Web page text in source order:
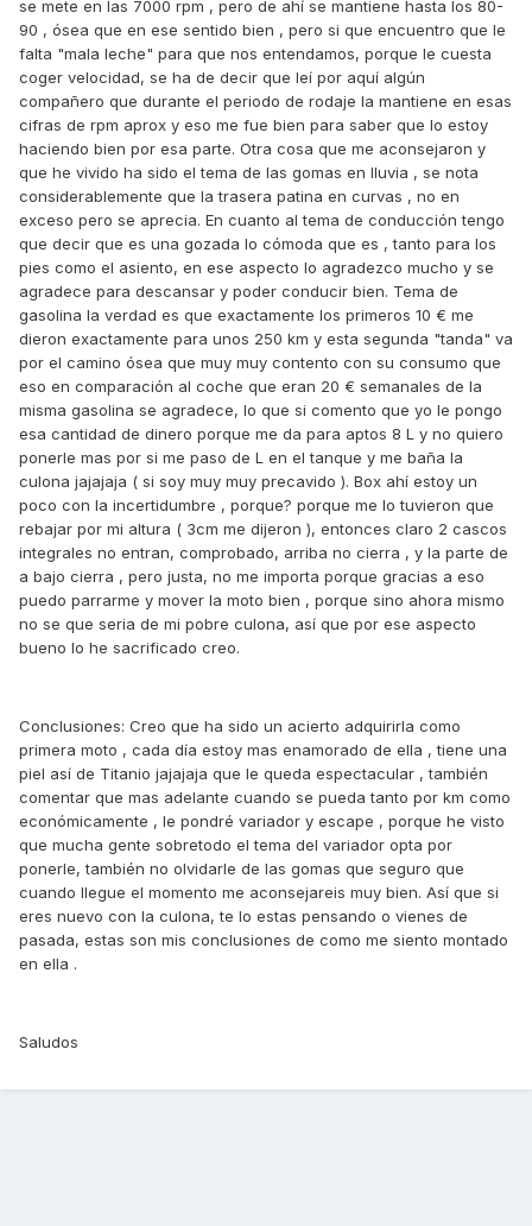
se mete en las 7000 rpm , pero de ahí se mantiene hasta los 80-
90 , ósea que en ese sentido bien , pero si que encuentro que le
falta "mala leche" para que nos entendamos, porque le cuesta
coger velocidad, se ha de decir que leí por aquí algún
compañero que durante el periodo de rodaje la mantiene en esas
cifras de rpm aprox y eso me fue bien para saber que lo estoy
haciendo bien por esa parte. Otra cosa que me aconsejaron y
que he vivido ha sido el tema de las gomas en lluvia , se nota
considerablemente que la trasera patina en curvas , no en
exceso pero se aprecia. En cuanto al tema de conducción tengo
que decir que es una gozada lo cómoda que es , tanto para los
pies como el asiento, en ese aspecto lo agradezco mucho y se
agradece para descansar y poder conducir bien. Tema de
gasolina la verdad es que exactamente los primeros 10 € me
dieron exactamente para unos 250 km y esta segunda "tanda" va
por el camino ósea que muy muy contento con su consumo que
eso en comparación al coche que eran 20 € semanales de la
misma gasolina se agradece, lo que si comento que yo le pongo
esa cantidad de dinero porque me da para aptos 8 L y no quiero
ponerle mas por si me paso de L en el tanque y me baña la
culona jajajaja ( si soy muy muy precavido ). Box ahí estoy un
poco con la incertidumbre , porque? porque me lo tuvieron que
rebajar por mi altura ( 3cm me dijeron ), entonces claro 2 cascos
integrales no entran, comprobado, arriba no cierra , y la parte de
a bajo cierra , pero justa, no me importa porque gracias a eso
puedo parrarme y mover la moto bien , porque sino ahora mismo
no se que seria de mi pobre culona, así que por ese aspecto
bueno lo he sacrificado creo.
Conclusiones: Creo que ha sido un acierto adquirirla como
primera moto , cada día estoy mas enamorado de ella , tiene una
piel así de Titanio jajajaja que le queda espectacular , también
comentar que mas adelante cuando se pueda tanto por km como
económicamente , le pondré variador y escape , porque he visto
que mucha gente sobretodo el tema del variador opta por
ponerle, también no olvidarle de las gomas que seguro que
cuando llegue el momento me aconsejareis muy bien. Así que si
eres nuevo con la culona, te lo estas pensando o vienes de
pasada, estas son mis conclusiones de como me siento montado
en ella .
Saludos